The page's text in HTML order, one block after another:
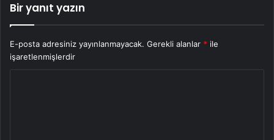
Bir yanıt yazın
E-posta adresiniz yayınlanmayacak. Gerekli alanlar * ile
işaretlenmişlerdir